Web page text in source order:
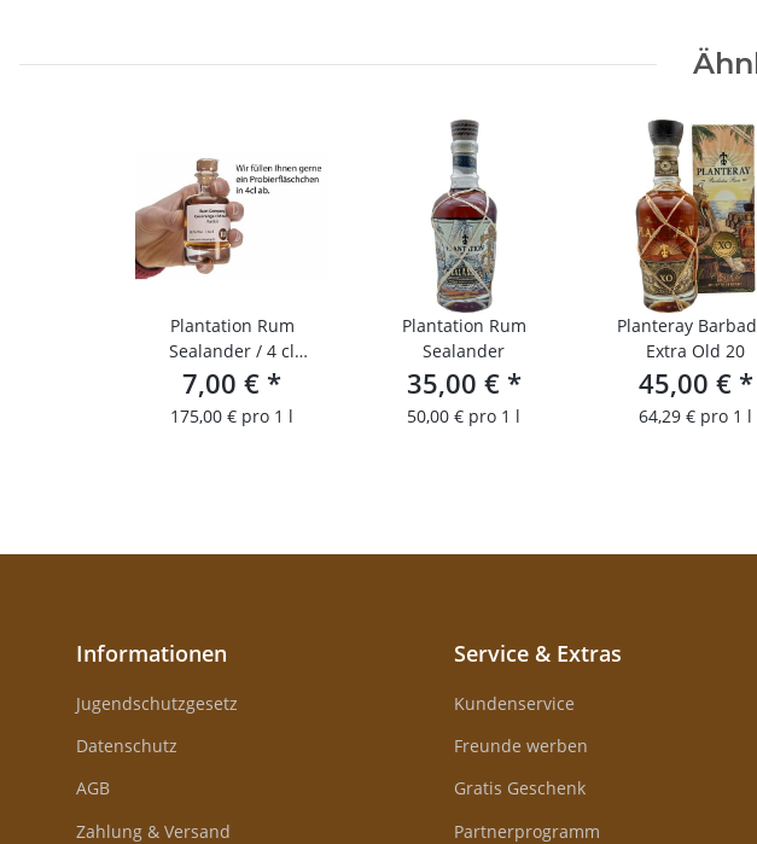
Plantation Rum
Sealander / 4 cl
Probierfläschchen
7,00 € *
175,00 € pro 1 l
Plantation Rum
Sealander
35,00 € *
50,00 € pro 1 l
Planteray
Extra Old 20
45,00 € *
64,29 € pro 1 l
Informationen
Jugendschutzgesetz
Datenschutz
AGB
Zahlung & Versand
Service & Extras
Kundenservice
Freunde werben
Gratis Geschenk
Partnerprogramm